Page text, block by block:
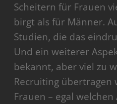
Scheitern für Frauen
birgt als für Männer.
Studien, die das
Und ein weiterer
bekannt, aber viel zu
Recruiting übertragen
Frauen – egal